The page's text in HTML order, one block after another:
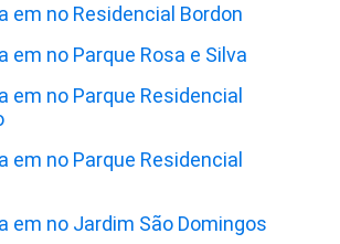
em no Residencial Bordon
em no Parque Rosa e Silva
em no Parque Residencial
em no Parque Residencial
em no Jardim São Domingos